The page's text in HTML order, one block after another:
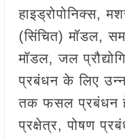
हाइड्रोपोनिक्स,
(सिंचित) मॉडल,
मॉडल, जल
प्रबंधन के लिए
तक फसल प्रबंधन
प्रक्षेत्र, पोषण